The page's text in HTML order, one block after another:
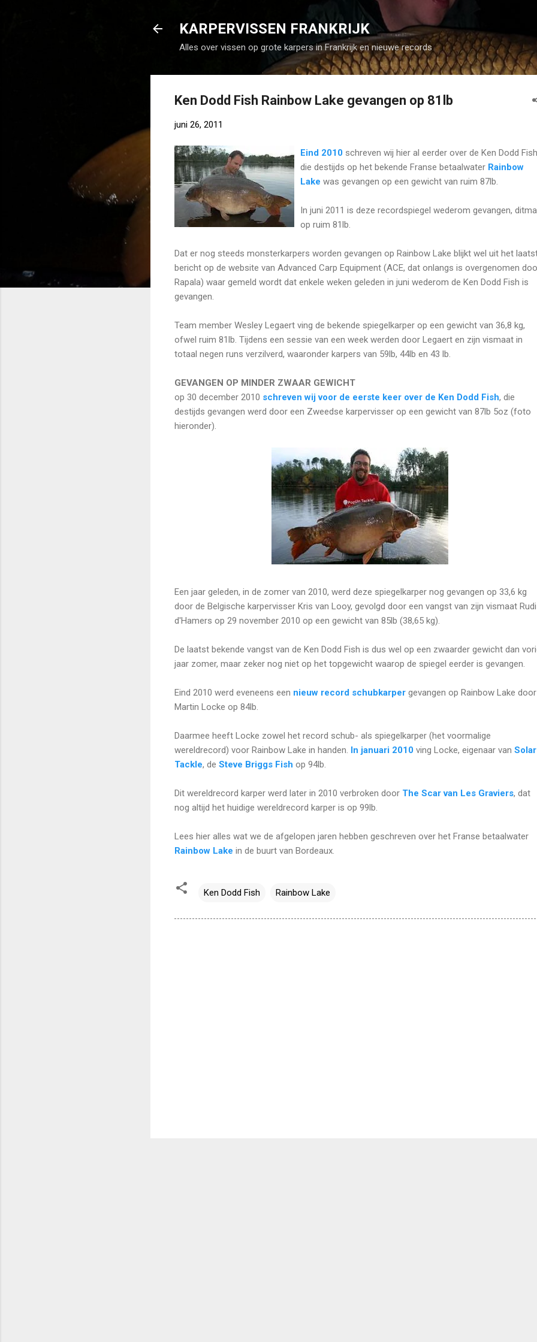
Doorgaan naar hoofdcontent
KARPERVISSEN FRANKRIJK
Alles over vissen op grote karpers in Frankrijk en nieuwe records
Ken Dodd Fish Rainbow Lake gevangen op 81lb
juni 26, 2011
Eind 2010 schreven wij hier al eerder over de Ken Dodd Fish
die destijds op het bekende Franse betaalwater Rainbow
Lake was gevangen op een gewicht van ruim 87lb.
In juni 2011 is deze recordspiegel wederom gevangen,
op ruim 81lb.
Dat er nog steeds monsterkarpers worden gevangen op Rainbow Lake blijkt wel uit het
bericht op de website van Advanced Carp Equipment (ACE, dat onlangs is overgenomen
Rapala) waar gemeld wordt dat enkele weken geleden in juni wederom de Ken Dodd Fish is
gevangen.
Team member Wesley Legaert ving de bekende spiegelkarper op een gewicht van 36,8 kg,
ofwel ruim 81lb. Tijdens een sessie van een week werden door Legaert en zijn vismaat in
totaal negen runs verzilverd, waaronder karpers van 59lb, 44lb en 43 lb.
GEVANGEN OP MINDER ZWAAR GEWICHT
op 30 december 2010 schreven wij voor de eerste keer over de Ken Dodd Fish, die
destijds gevangen werd door een Zweedse karpervisser op een gewicht van 87lb 5oz (foto
hieronder).
Een jaar geleden, in de zomer van 2010, werd deze spiegelkarper nog gevangen op 33,6 kg
door de Belgische karpervisser Kris van Looy, gevolgd door een vangst van zijn vismaat Rudi
d'Hamers op 29 november 2010 op een gewicht van 85lb (38,65 kg).
De laatst bekende vangst van de Ken Dodd Fish is dus wel op een zwaarder gewicht dan
jaar zomer, maar zeker nog niet op het topgewicht waarop de spiegel eerder is gevangen.
Eind 2010 werd eveneens een nieuw record schubkarper gevangen op Rainbow Lake door
Martin Locke op 84lb.
Daarmee heeft Locke zowel het record schub- als spiegelkarper (het voormalige
wereldrecord) voor Rainbow Lake in handen. In januari 2010 ving Locke, eigenaar van Solar
Tackle, de Steve Briggs Fish op 94lb.
Dit wereldrecord karper werd later in 2010 verbroken door The Scar van Les Graviers, dat
nog altijd het huidige wereldrecord karper is op 99lb.
Lees hier alles wat we de afgelopen jaren hebben geschreven over het Franse betaalwater
Rainbow Lake in de buurt van Bordeaux.
Ken Dodd Fish Rainbow Lake